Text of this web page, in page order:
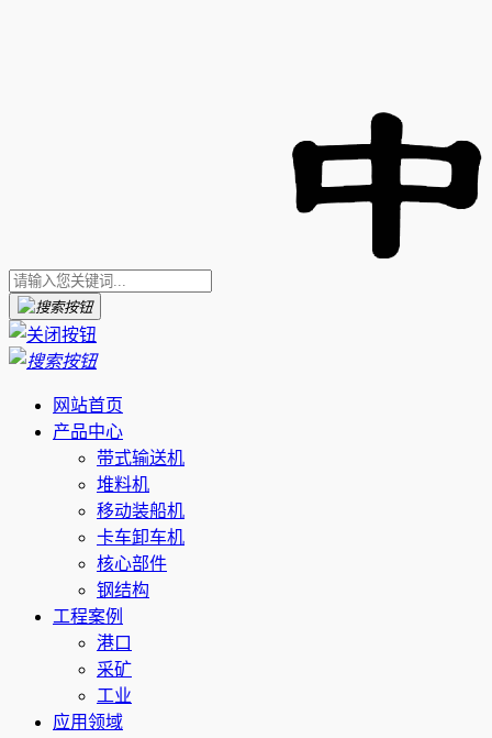
网站首页
产品中心
带式输送机
堆料机
移动装船机
卡车卸车机
核心部件
钢结构
工程案例
港口
采矿
工业
应用领域